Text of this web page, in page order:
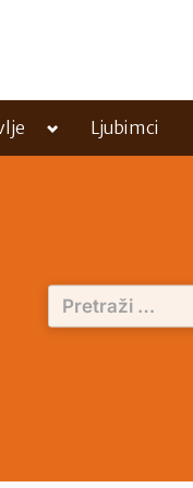
Toggle
menu
Ljubimci
Pretraži: